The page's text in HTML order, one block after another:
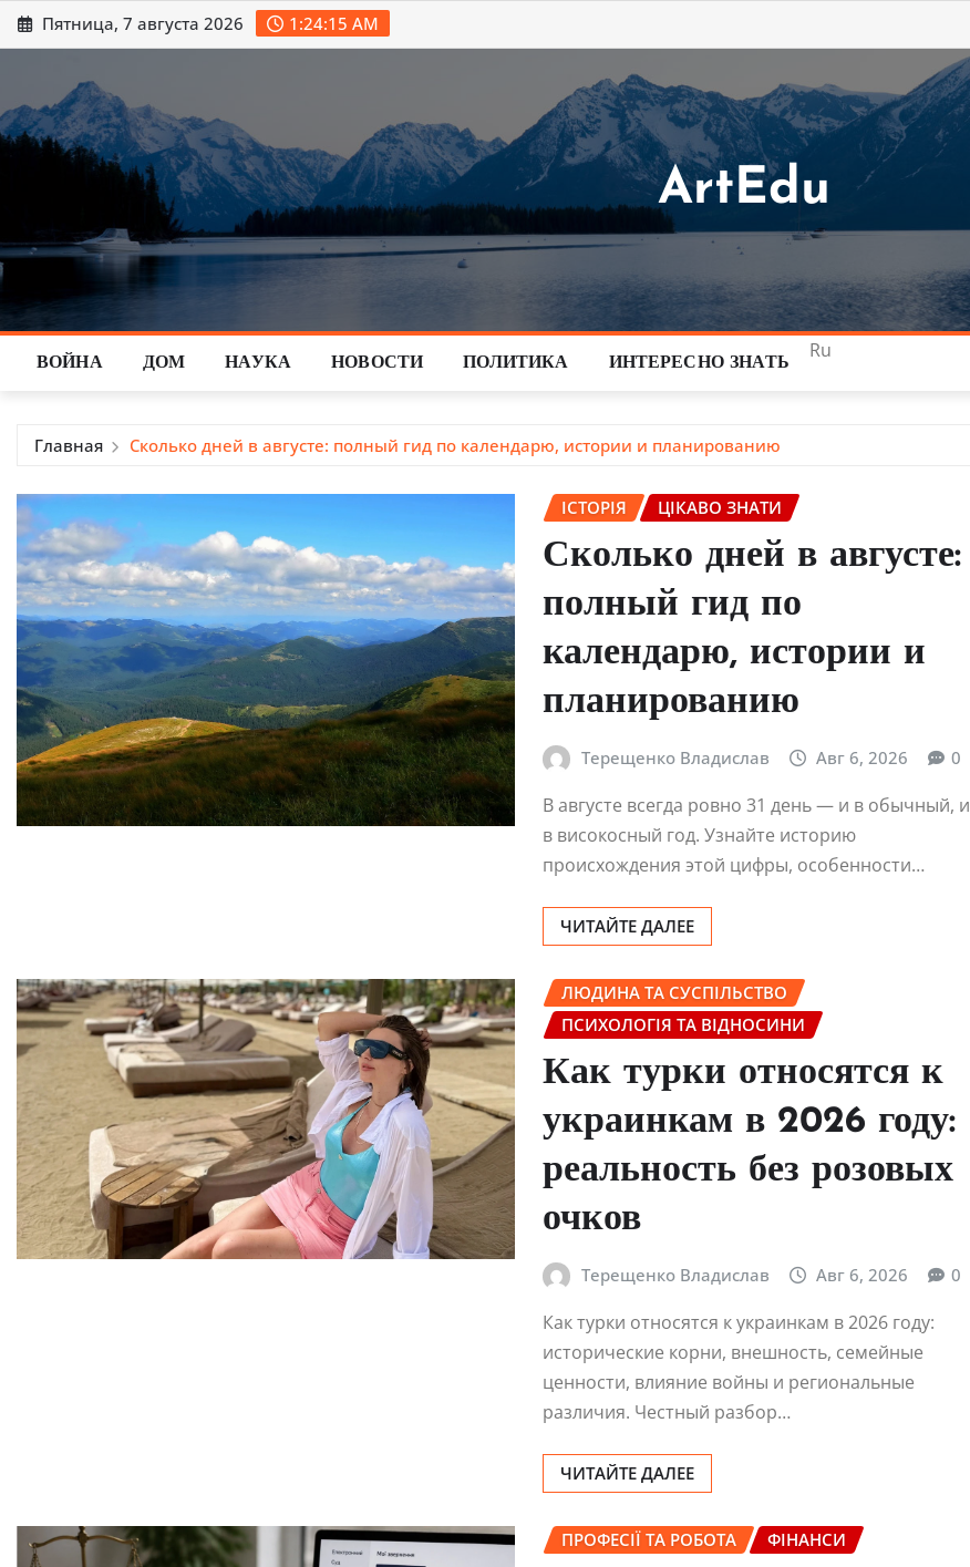
Перейти
к
Пятница, 7 августа 2026 1:24:16 AM
ArtEdu
ВОЙНА ДОМ НАУКА НОВОСТИ ПОЛИТИКА ИНТЕРЕСНО ЗНАТЬ
Ru
Главная Сколько дней в августе: полный гид по календарю, истории и планированию
ІСТОРІЯ ЦІКАВО ЗНАТИ
Сколько дней в августе:
полный гид по
календарю, истории и
планированию
Терещенко Владислав Авг 6, 2026 0
В августе всегда ровно 31 день — и в обычный, и
в високосный год. Узнайте историю
происхождения этой цифры, особенности…
ЧИТАЙТЕ ДАЛЕЕ
ЛЮДИНА ТА СУСПІЛЬСТВО
ПСИХОЛОГІЯ ТА ВІДНОСИНИ
Как турки относятся к
украинкам в 2026 году:
реальность без розовых
очков
Терещенко Владислав Авг 6, 2026 0
Как турки относятся к украинкам в 2026 году:
исторические корни, внешность, семейные
ценности, влияние войны и региональные
различия. Честный разбор…
ЧИТАЙТЕ ДАЛЕЕ
ПРОФЕСІЇ ТА РОБОТА ФІНАНСИ